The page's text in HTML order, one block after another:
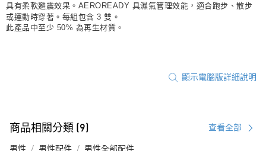
具有柔軟避震效果。AEROREADY 具濕氣管理效能，適合跑步、散步
或運動時穿著。每組包含 3 雙。
此產品中至少 50% 為再生材質。
顯示電腦版詳細說明
商品相關分類 (9) 查看全部
男性 男性配件 男性全部配件